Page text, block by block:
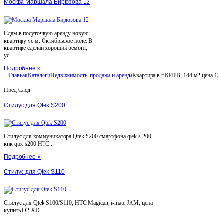
Москва Маршала Бирюзова 12
Сдам в посуточную аренду новую
квартиру ус.м. Октябрьское поле. В
квартире сделан хороший ремонт,
ус...
Подробнее »
ГлавнаяКаталогиНедвижимость, продажа и арендаКвартира в г.КИЕВ, 144 м2 цена
Пред След
Стилус для Qtek S200
Стилус для коммуникатора Qtek S200 смартфона qtek s 200
кпк qtec s200 HTC...
Подробнее »
Стилус для Qtek S110
Стилус для Qtek S100/S110, HTC Magican, i-mate JAM, цена
купить O2 XD...